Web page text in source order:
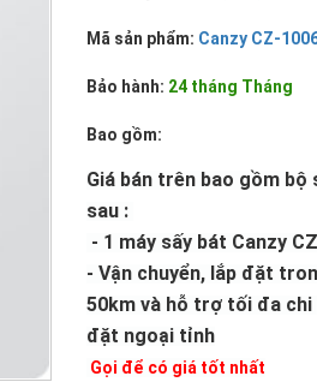
Mã sản phẩm: Canzy CZ-
Bảo hành: 24 tháng Tháng
Bao gồm:
Giá bán trên bao gồm bộ
sau :
- 1 máy sấy bát Canzy
- Vận chuyển, lắp đặt
50km và hỗ trợ tối đa chi
đặt ngoại tỉnh
Gọi để có giá tốt nhất